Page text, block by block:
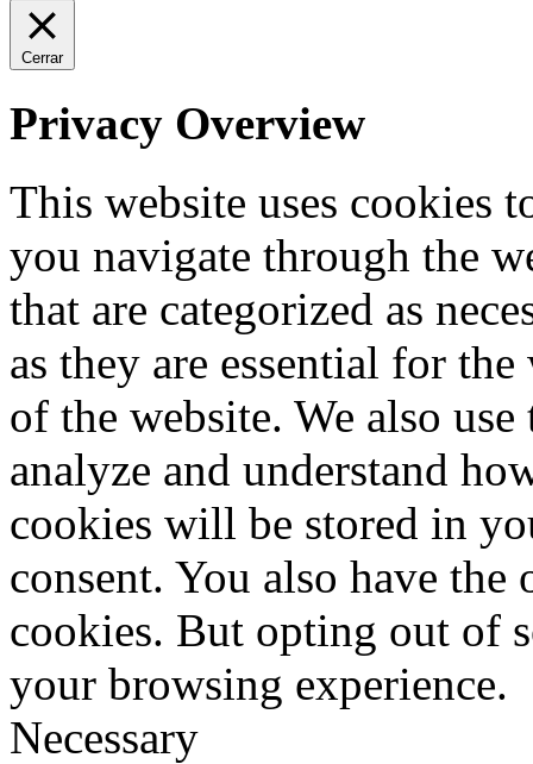
Cerrar
Privacy Overview
This website uses cookies
you navigate through the
that are categorized as
as they are essential for
of the website. We also
analyze and understand
cookies will be stored in
consent. You also have
cookies. But opting out of
your browsing experience.
Necessary